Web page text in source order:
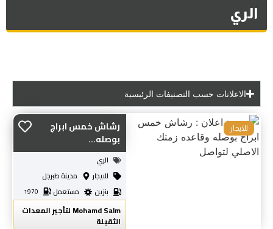
الري
الاعلانات حسب التصنيفات الرئيسية
رشاش خمس ابراج
بوصله...
الري
للايجار
مدينة طبرجل
بنزين
مستعمل 1970
Mohamd Salm لتأجير المعدات
الثقيلة
للايجار